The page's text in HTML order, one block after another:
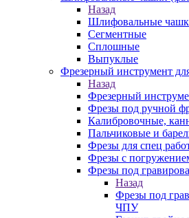
Назад
Шлифовальные
Сегментные
Сплошные
Выпуклые
Фрезерный инструмент
Назад
Фрезерный
Фрезы под ручной
Калибровочные,
Пальчиковые и
Фрезы для спец
Фрезы с
Фрезы под
Назад
Фрезы под
ЧПУ